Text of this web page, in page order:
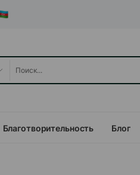
Благотворительность Блог